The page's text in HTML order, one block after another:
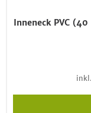
Inneneck PVC